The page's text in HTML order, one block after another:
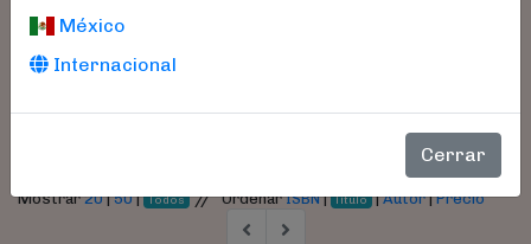
México
Internacional
Cerrar
Parámetros
Mostrar20|50| Todos //OrdenarISBN| Título |Autor|Precio